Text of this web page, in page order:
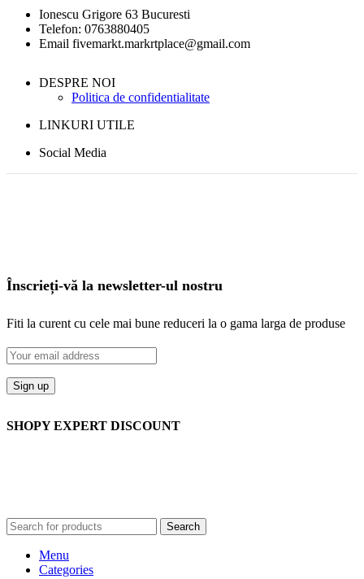
Ionescu Grigore 63 Bucuresti
Telefon: 0763880405
Email fivemarkt.markrtplace@gmail.com
DESPRE NOI
Politica de confidentialitate
LINKURI UTILE
Social Media
Înscrieți-vă la newsletter-ul nostru
Fiti la curent cu cele mai bune reduceri la o gama larga de produse
SHOPY EXPERT DISCOUNT
Search
Menu
Categories